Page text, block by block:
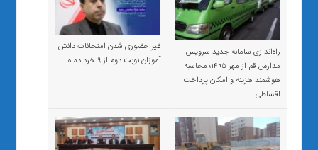
راه‌اندازی سامانه جدید سرویس
مدارس قم از مهر ۱۴۰۵؛ محاسبه
هوشمند هزینه و امکان پرداخت
اقساطی
غیر حضوری شدن امتحانات دانش
آموزان نوبت دوم از ۹ خردادماه